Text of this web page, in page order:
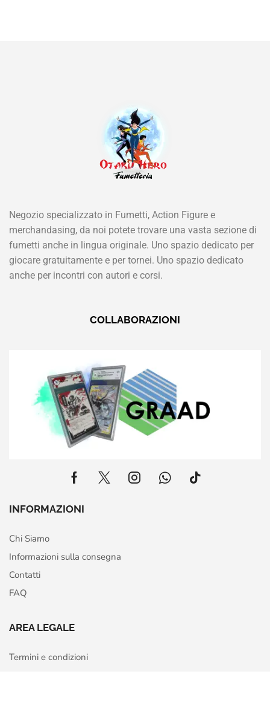
Negozio specializzato in Fumetti, Action Figure e
merchandasing, da noi potete trovare una vasta sezione di
fumetti anche in lingua originale. Uno spazio dedicato per
giocare gratuitamente e per tornei. Uno spazio dedicato
anche per incontri con autori e corsi.
COLLABORAZIONI
INFORMAZIONI
Chi Siamo
Informazioni sulla consegna
Contatti
FAQ
AREA LEGALE
Termini e condizioni